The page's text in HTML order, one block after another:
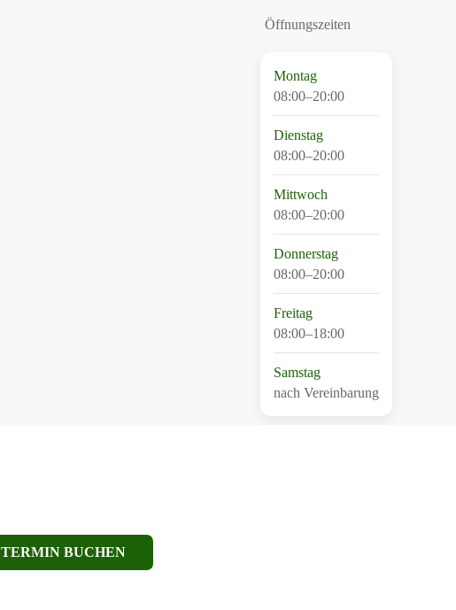
Öffnungszeiten
Montag
08:00–20:00
Dienstag
08:00–20:00
Mittwoch
08:00–20:00
Donnerstag
08:00–20:00
Freitag
08:00–18:00
Samstag
nach Vereinbarung
TERMIN BUCHEN